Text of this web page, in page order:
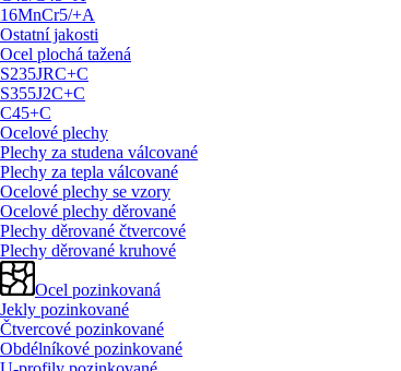
16MnCr5/+A
Ostatní jakosti
Ocel plochá tažená
S235JRC+C
S355J2C+C
C45+C
Ocelové plechy
Plechy za studena válcované
Plechy za tepla válcované
Ocelové plechy se vzory
Ocelové plechy děrované
Plechy děrované čtvercové
Plechy děrované kruhové
Ocel pozinkovaná
Jekly pozinkované
Čtvercové pozinkované
Obdélníkové pozinkované